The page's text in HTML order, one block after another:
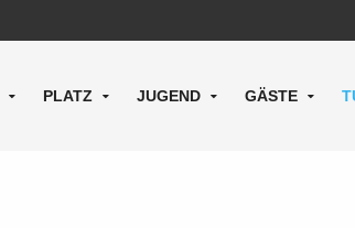
PLATZ JUGEND GÄSTE